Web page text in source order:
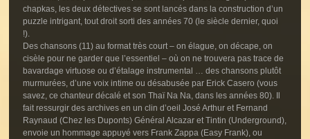
chapkas, les deux détectives se sont lancés dans la construction d’un
puzzle intrigant, tout droit sorti des années 70 (le siècle dernier, quoi
!).
Des chansons (11) au format très court – on élague, on décape, on
cisèle pour ne garder que l’essentiel – où on ne trouvera pas trace de
bavardage virtuose ou d’étalage instrumental … des chansons plutôt
murmurées, d’une voix intime ou désabusée par Erick Casero (vous
savez, ce chanteur décalé et son Thaï Na Na, dans les années 80). Il
fait ressurgir des archives en un clin d’oeil José Arthur et Fernand
Raynaud (Chez les Duponts) Général Alcazar et Tintin (Underground),
envoie un hommage appuyé vers Frank Zappa (Easy Frank), ou